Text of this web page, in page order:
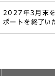
2027年3月末
ポートを終了 い